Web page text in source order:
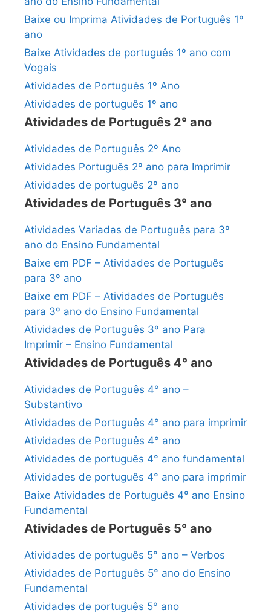
Baixe ou Imprima Atividades de Português 1º
ano
Baixe Atividades de português 1º ano com
Vogais
Atividades de Português 1º Ano
Atividades de português 1º ano
Atividades de Português 2° ano
Atividades de Português 2º Ano
Atividades Português 2º ano para Imprimir
Atividades de português 2º ano
Atividades de Português 3° ano
Atividades Variadas de Português para 3º
ano do Ensino Fundamental
Baixe em PDF – Atividades de Português
para 3º ano
Baixe em PDF – Atividades de Português
para 3º ano do Ensino Fundamental
Atividades de Português 3º ano Para
Imprimir – Ensino Fundamental
Atividades de Português 4° ano
Atividades de Português 4° ano –
Substantivo
Atividades de Português 4° ano para imprimir
Atividades de Português 4° ano
Atividades de português 4° ano fundamental
Atividades de português 4° ano para imprimir
Baixe Atividades de Português 4° ano Ensino
Fundamental
Atividades de Português 5° ano
Atividades de português 5° ano – Verbos
Atividades de Português 5° ano do Ensino
Fundamental
Atividades de português 5° ano